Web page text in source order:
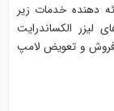
دهنده خدمات زیر
لیزر الکساندرایت
و تعویض لامپ